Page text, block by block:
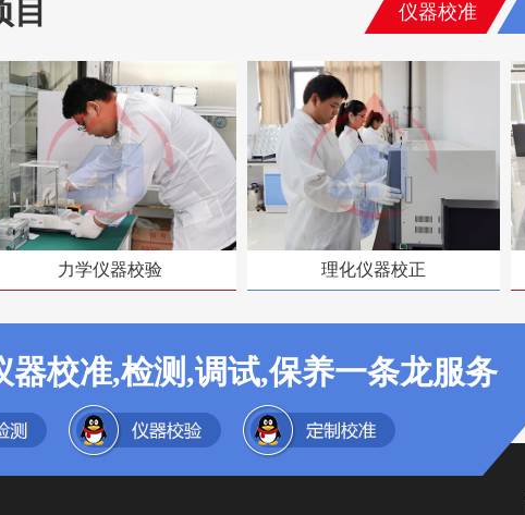
仪器校准
力学仪器校验 理化仪器校正
器校准,检测,调试,保养一条龙服务